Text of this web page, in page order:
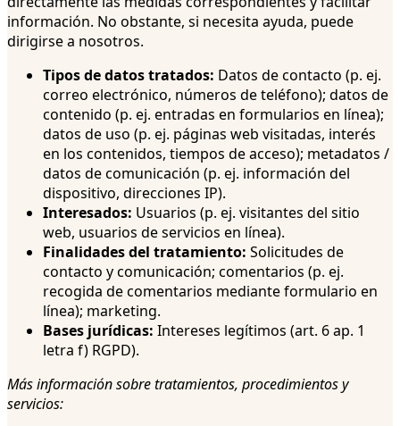
información. No obstante, si necesita ayuda, puede
dirigirse a nosotros.
Tipos de datos tratados: Datos de contacto (p. ej.
correo electrónico, números de teléfono); datos de
contenido (p. ej. entradas en formularios en línea);
datos de uso (p. ej. páginas web visitadas, interés
en los contenidos, tiempos de acceso); metadatos /
datos de comunicación (p. ej. información del
dispositivo, direcciones IP).
Interesados: Usuarios (p. ej. visitantes del sitio
web, usuarios de servicios en línea).
Finalidades del tratamiento: Solicitudes de
contacto y comunicación; comentarios (p. ej.
recogida de comentarios mediante formulario en
línea); marketing.
Bases jurídicas: Intereses legítimos (art. 6 ap. 1
letra f) RGPD).
Más información sobre tratamientos, procedimientos y
servicios: